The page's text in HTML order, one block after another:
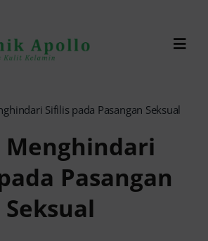
Sifilis pada Pasangan Seksual
Menghindari
Pasangan
Seksual